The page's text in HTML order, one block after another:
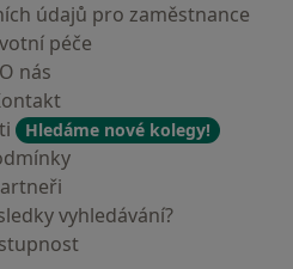
údajů pro zaměstnance
péče
O nás
Hledáme nové kolegy!
vyhledávání?